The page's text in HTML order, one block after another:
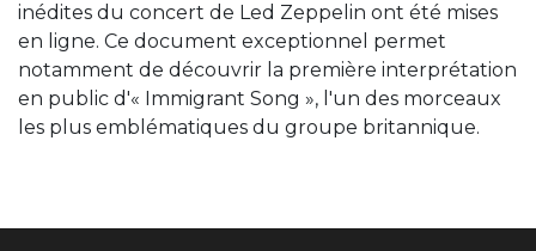
inédites du concert de Led Zeppelin ont été mises
en ligne. Ce document exceptionnel permet
notamment de découvrir la première interprétation
en public d'« Immigrant Song », l'un des morceaux
les plus emblématiques du groupe britannique.